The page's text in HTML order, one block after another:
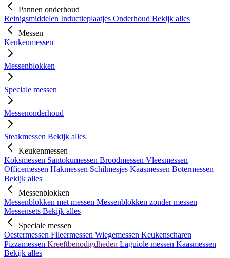
Pannen onderhoud
Reinigsmiddelen Inductieplaatjes Onderhoud Bekijk alles
Messen
Keukenmessen
Messenblokken
Speciale messen
Messenonderhoud
Steakmessen Bekijk alles
Keukenmessen
Koksmessen Santokumessen Broodmessen Vleesmessen
Officemessen Hakmessen Schilmesjes Kaasmessen Botermessen
Bekijk alles
Messenblokken
Messenblokken met messen Messenblokken zonder messen
Messensets Bekijk alles
Speciale messen
Oestermessen Fileermessen Wiegemessen Keukenscharen
Pizzamessen Kreeftbenodigdheden Laguiole messen Kaasmessen
Bekijk alles